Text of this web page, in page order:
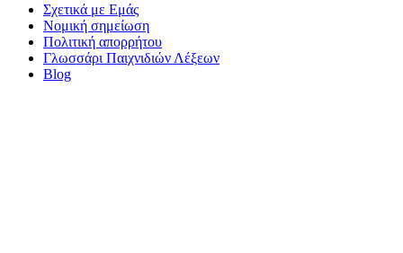
Σχετικά με Εμάς
Νομική σημείωση
Πολιτική απορρήτου
Γλωσσάρι Παιχνιδιών Λέξεων
Blog